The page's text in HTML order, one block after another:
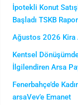
İpotekli Konut
Başladı TSKB
Ağustos 2026 Kira
Kentsel
İlgilendiren Arsa
Fenerbahçe’de
arsaVev’e Emanet